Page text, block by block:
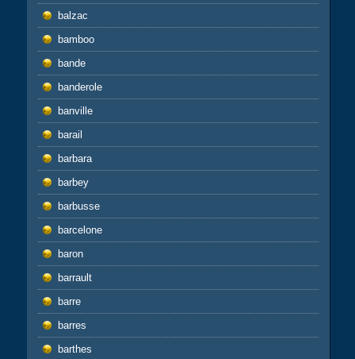
balzac
bamboo
bande
banderole
banville
barail
barbara
barbey
barbusse
barcelone
baron
barrault
barre
barres
barthes